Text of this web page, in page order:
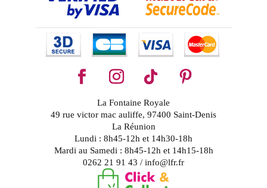
La Fontaine Royale
49 rue victor mac auliffe, 97400 Saint-Denis
La Réunion
Lundi : 8h45-12h et 14h30-18h
Mardi au Samedi : 8h45-12h et 14h15-18h
0262 21 91 43 / info@lfr.fr